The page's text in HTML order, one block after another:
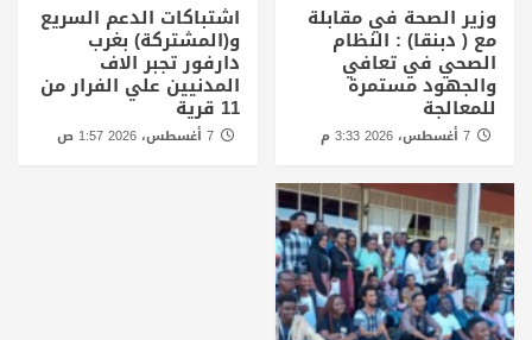
وزير الصحة في مقابلة
مع ( دبنقا) : النظام
الصحي في تعافي
والجهود مستمرة
للمعالجة
اشتباكات الدعم السريع
و(المشتركة) بغرب
دارفور تجبر الاف
المدنيين علي الفرار من
11 قرية
7 أغسطس، 2026 1:57 ص